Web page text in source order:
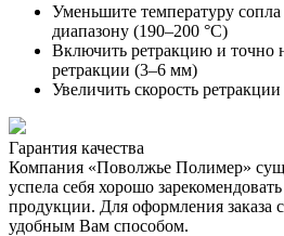
Уменьшите температуру
диапазону (190–200 °C)
Включить ретракцию и точно
ретракции (3–6 мм)
Увеличить скорость
Гарантия качества
Компания «Поволжье Полимер»
успела себя хорошо
продукции. Для оформления заказа
удобным Вам способом.